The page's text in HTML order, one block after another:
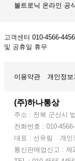
볼트로닉 온라인 공
고객센터 010-4566-4456
및 공휴일 휴무
이용약관 개인정보
(주)하나통상
주소 : 전북 군산시
전화번호 : 010-
대표 : 선유림
개인
통신판매업신고 : 제